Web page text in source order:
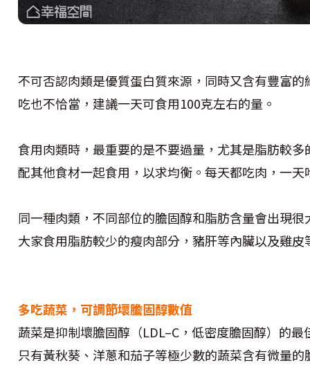
不可否認肉類是優質蛋白質來源，同時又含有豐富
吃也不恰當，建議一天可食用100克左右的量。
食用肉類時，最重要的是不要過量，尤其是脂肪較
配其他食材一起食用，以求均衡。每天都吃肉，一
同一種肉類，不同部位的膽固醇和脂肪含量會出現
大家食用脂肪較少的瘦肉部分，豬肝等內臟以及雞
多吃蔬菜，可調節壞膽固醇數值
蔬菜是抑制壞膽固醇（LDL–C，低密度膽固醇）的
只有黃秋葵、洋蔥和茄子等極少數的蔬菜含有微量的